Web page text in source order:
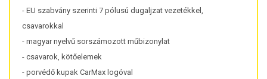
- EU szabvány szerinti 7 pólusú dugaljzat vezetékkel,
csavarokkal
- magyar nyelvű sorszámozott műbizonylat
- csavarok, kötőelemek
- porvédő kupak CarMax logóval